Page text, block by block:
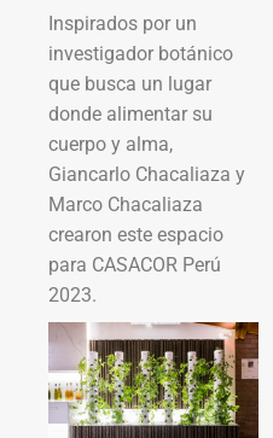
Inspirados por un
investigador botánico
que busca un lugar
donde alimentar su
cuerpo y alma,
Giancarlo Chacaliaza y
Marco Chacaliaza
crearon este espacio
para CASACOR Perú
2023.